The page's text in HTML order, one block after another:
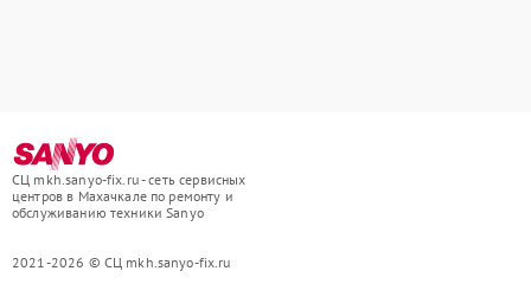
СЦ mkh.sanyo-fix.ru - сеть сервисных
центров в Махачкале по ремонту и
обслуживанию техники Sanyo
2021-2026 © СЦ mkh.sanyo-fix.ru